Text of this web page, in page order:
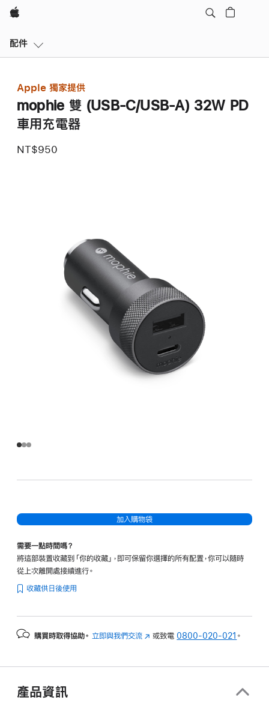
Apple
配件
Apple 獨家提供
mophie 雙 (USB-C/USB-A) 32W PD
車用充電器
NT$950
加入購物袋
需要一點時間嗎？
將這部裝置收藏到「你的收藏」，即可保留你選擇的所有配置，你可以隨時
從上次離開處接續進行。
收藏供日後使用
購買時取得協助。 立即與我們交流 (以 或致電 0800-020-021 。
產品資訊